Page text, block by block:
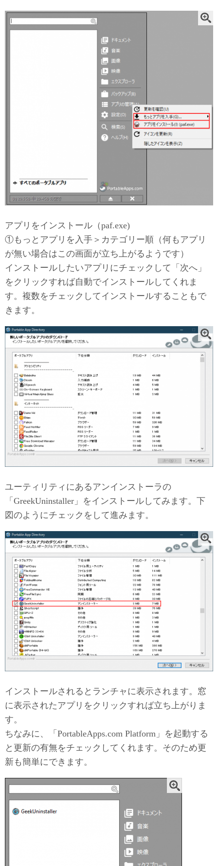
アプリをインストール（paf.exe)
①もっとアプリを入手＞カテゴリー順（何もアプリ
が無い場合はこの画面が立ち上がるようです）
インストールしたいアプリにチェックして「次へ」
をクリックすれば自動でインストールしてくれま
す。複数をチェックしてインストールすることもで
きます。
ユーティリティにあるアンインストーラの
「GreekUninstaller」をインストールしてみます。下
図のようにチェックをして進みます。
インストールされるとランチャに表示されます。窓
に表示されたアプリをクリックすれば立ち上がりま
す。
ちなみに、「PortableApps.com Platform」を起動する
と更新の有無をチェックしてくれます。そのため更
新も簡単にできます。